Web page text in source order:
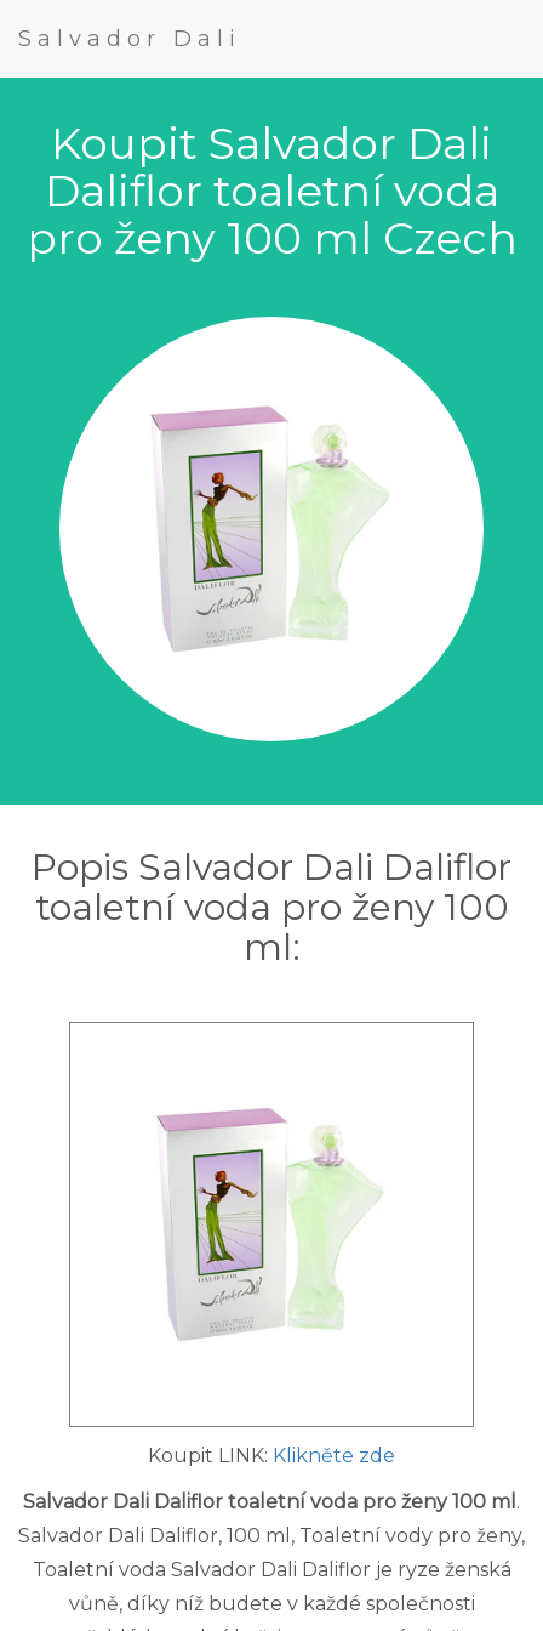
Salvador Dali
Koupit Salvador Dali
Daliflor toaletní voda
pro ženy 100 ml Czech
Popis Salvador Dali Daliflor
toaletní voda pro ženy 100
ml:
Koupit LINK: Klikněte zde
Salvador Dali Daliflor toaletní voda pro ženy 100 ml .
Salvador Dali Daliflor, 100 ml, Toaletní vody pro ženy,
Toaletní voda Salvador Dali Daliflor je ryze ženská
vůně, díky níž budete v každé společnosti